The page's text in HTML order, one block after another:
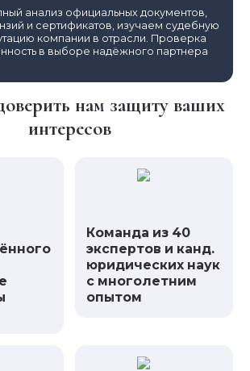
анализ официальных документов,
и сертификатов, изучаем судебную
компании в отрасли. Проверка
в выборе надёжного партнера
нам защиту ваших
интересов
Команда из 40
экспертов и канд.
юридических наук
с многолетним
опытом